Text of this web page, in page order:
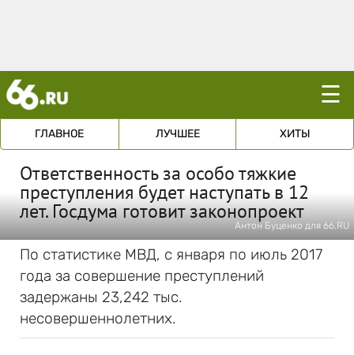
☰
ГЛАВНОЕ ЛУЧШЕЕ ХИТЫ
Ответственность за особо тяжкие
преступления будет наступать в 12
лет. Госдума готовит законопроект
Антон Буценко для 66.RU
По статистике МВД, с января по июль 2017
года за совершение преступлений
задержаны 23,242 тыс.
несовершеннолетних.